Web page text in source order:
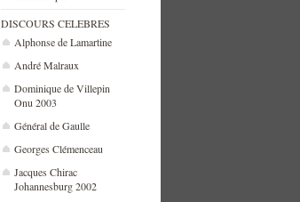
DISCOURS CELEBRES
Alphonse de Lamartine
André Malraux
Dominique de Villepin
Onu 2003
Général de Gaulle
Georges Clémenceau
Jacques Chirac
Johannesburg 2002